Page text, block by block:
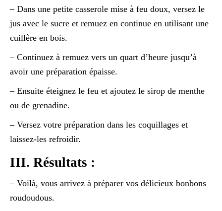
– Dans une petite casserole mise à feu doux, versez le
jus avec le sucre et remuez en continue en utilisant une
cuillère en bois.
– Continuez à remuez vers un quart d’heure jusqu’à
avoir une préparation épaisse.
– Ensuite éteignez le feu et ajoutez le sirop de menthe
ou de grenadine.
– Versez votre préparation dans les coquillages et
laissez-les refroidir.
III. Résultats :
– Voilà, vous arrivez à préparer vos délicieux bonbons
roudoudous.